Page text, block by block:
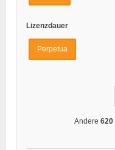
Lizenzdauer
Perpetua
Andere 620